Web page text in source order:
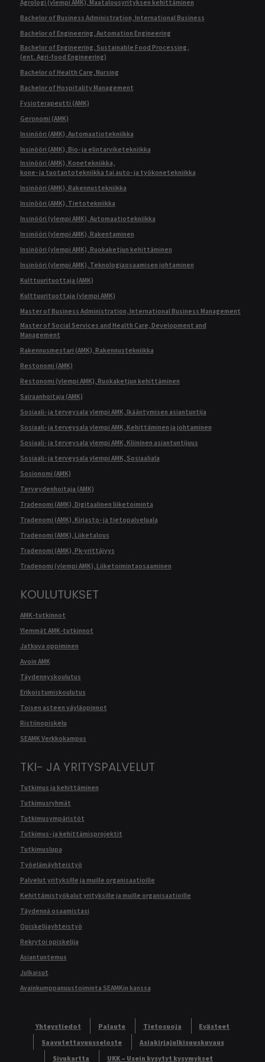
Agrologi (ylempi AMK), Maatalousyrityksen kehittäminen
Bachelor of Business Administration, International Business
Bachelor of Engineering, Automation Engineering
Bachelor of Engineering, Sustainable Food Processing,
(ent. Agri-food Engineering)
Bachelor of Health Care, Nursing
Bachelor of Hospitality Management
Fysioterapeutti (AMK)
Geronomi (AMK)
Insinööri (AMK), Automaatiotekniikka
Insinööri (AMK), Bio- ja elintarviketekniikka
Insinööri (AMK), Konetekniikka,
kone- ja tuotantotekniikka tai auto- ja työkonetekniikka
Insinööri (AMK), Rakennustekniikka
Insinööri (AMK), Tietotekniikka
Insinööri (ylempi AMK), Automaatiotekniikka
Insinööri (ylempi AMK), Rakentaminen
Insinööri (ylempi AMK), Ruokaketjun kehittäminen
Insinööri (ylempi AMK), Teknologiaosaamisen johtaminen
Kulttuurituottaja (AMK)
Kulttuurituottaja (ylempi AMK)
Master of Business Administration, International Business Management
Master of Social Services and Health Care, Development and
Management
Rakennusmestari (AMK), Rakennustekniikka
Restonomi (AMK)
Restonomi (ylempi AMK), Ruokaketjun kehittäminen
Sairaanhoitaja (AMK)
Sosiaali- ja terveysala ylempi AMK, Ikääntymisen asiantuntija
Sosiaali- ja terveysala ylempi AMK, Kehittäminen ja johtaminen
Sosiaali- ja terveysala ylempi AMK, Kliininen asiantuntijuus
Sosiaali- ja terveysala ylempi AMK, Sosiaaliala
Sosionomi (AMK)
Terveydenhoitaja (AMK)
Tradenomi (AMK), Digitaalinen liiketoiminta
Tradenomi (AMK), Kirjasto- ja tietopalveluala
Tradenomi (AMK), Liiketalous
Tradenomi (AMK), Pk-yrittäjyys
Tradenomi (ylempi AMK), Liiketoimintaosaaminen
KOULUTUKSET
AMK-tutkinnot
Ylemmät AMK-tutkinnot
Jatkuva oppiminen
Avoin AMK
Täydennyskoulutus
Erikoistumiskoulutus
Toisen asteen väyläopinnot
Ristiinopiskelu
SEAMK Verkkokampus
TKI- JA YRITYSPALVELUT
Tutkimus ja kehittäminen
Tutkimusryhmät
Tutkimusympäristöt
Tutkimus- ja kehittämisprojektit
Tutkimuslupa
Työelämäyhteistyö
Palvelut yrityksille ja muille organisaatioille
Kehittämistyökalut yrityksille ja muille organisaatioille
Täydennä osaamistasi
Opiskelijayhteistyö
Rekrytoi opiskelija
Asiantuntemus
Julkaisut
Avainkumppanuustoiminta SEAMKin kanssa
Yhteystiedot Palaute Tietosuoja
Evästeet
Saavutettavuusseloste
Asiakirjajulkisuuskuvaus
Sivukartta
UKK – Usein kysytyt kysymykset